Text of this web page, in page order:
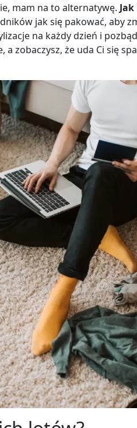
mam na to alternatywę.
jak się pakować, aby
na każdy dzień i
a zobaczysz, że uda Ci się